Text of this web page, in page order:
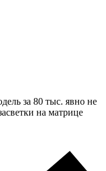
за 80 тыс. явно не
на матрице